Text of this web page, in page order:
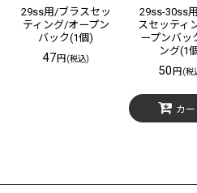
29ss用/ブラスセッ
ティング/オープン
バック(1個)
47円(税込)
29ss-30ss
スセッティ
ープンバッ
ング(1
50円(税
カー